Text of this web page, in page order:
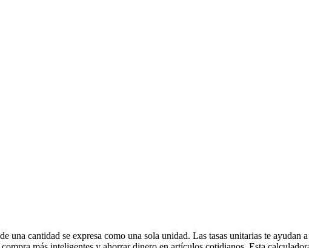
una cantidad se expresa como una sola unidad. Las tasas unitarias te